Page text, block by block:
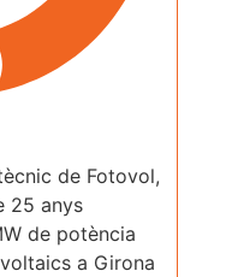
de Fotovol,
25 anys
de potència
a Girona